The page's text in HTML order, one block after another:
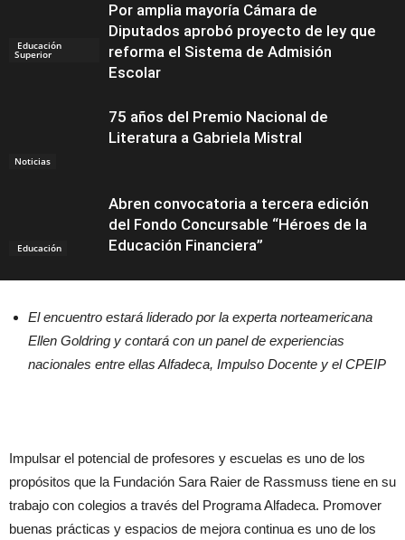
Educación
Superior
Por amplia mayoría Cámara de
Diputados aprobó proyecto de ley que
reforma el Sistema de Admisión
Escolar
Noticias
75 años del Premio Nacional de
Literatura a Gabriela Mistral
Educación
Abren convocatoria a tercera edición
del Fondo Concursable “Héroes de la
Educación Financiera”
El encuentro estará liderado por la experta norteamericana
Ellen Goldring y contará con un panel de experiencias
nacionales entre ellas Alfadeca, Impulso Docente y el CPEIP
Impulsar el potencial de profesores y escuelas es uno de los
propósitos que la Fundación Sara Raier de Rassmuss tiene en su
trabajo con colegios a través del Programa Alfadeca. Promover
buenas prácticas y espacios de mejora continua es uno de los